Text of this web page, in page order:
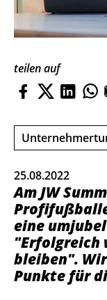
teilen auf
25.08.2022
Am JW
eine
"Erfolgreich
bleiben".
Punkte für